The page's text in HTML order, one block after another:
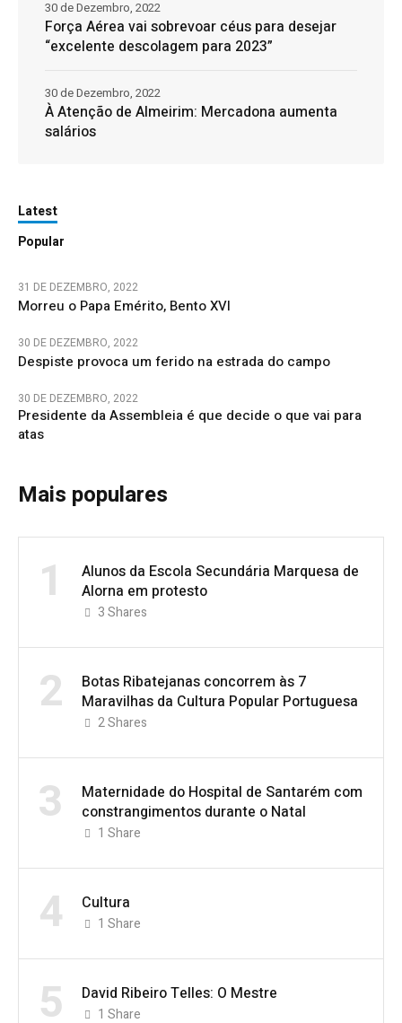
Força Aérea vai sobrevoar céus para desejar
“excelente descolagem para 2023”
30 de Dezembro, 2022
À Atenção de Almeirim: Mercadona aumenta
salários
30 de Dezembro, 2022
Latest
Popular
31 DE DEZEMBRO, 2022
Morreu o Papa Emérito, Bento XVI
30 DE DEZEMBRO, 2022
Despiste provoca um ferido na estrada do campo
30 DE DEZEMBRO, 2022
Presidente da Assembleia é que decide o que vai para
atas
Mais populares
1
Alunos da Escola Secundária Marquesa de
Alorna em protesto
3Shares
2
Botas Ribatejanas concorrem às 7
Maravilhas da Cultura Popular Portuguesa
2Shares
3
Maternidade do Hospital de Santarém com
constrangimentos durante o Natal
1 Share
4 Cultura
1 Share
5 David Ribeiro Telles: O Mestre
1 Share